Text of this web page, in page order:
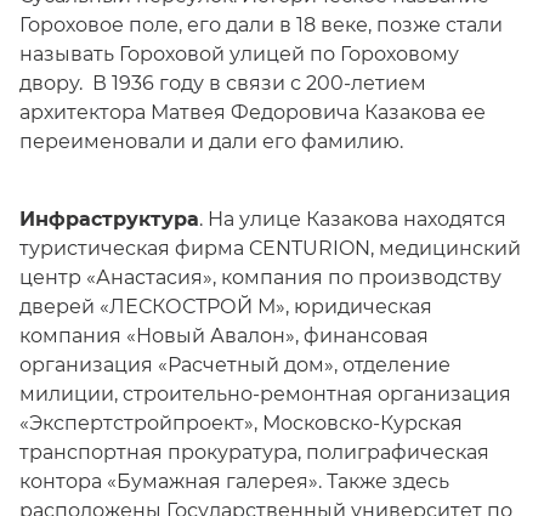
Гороховое поле, его дали в 18 веке, позже стали
называть Гороховой улицей по Гороховому
двору. В 1936 году в связи с 200-летием
архитектора Матвея Федоровича Казакова ее
переименовали и дали его фамилию.
Инфраструктура. На улице Казакова находятся
туристическая фирма CENTURION, медицинский
центр «Анастасия», компания по производству
дверей «ЛЕСКОСТРОЙ М», юридическая
компания «Новый Авалон», финансовая
организация «Расчетный дом», отделение
милиции, строительно-ремонтная организация
«Экспертстройпроект», Московско-Курская
транспортная прокуратура, полиграфическая
контора «Бумажная галерея». Также здесь
расположены Государственный университет по